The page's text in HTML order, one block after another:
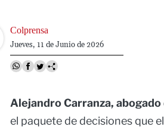
Colprensa
Jueves, 11 de Junio de 2026
Alejandro Carranza,
el paquete de decisiones que